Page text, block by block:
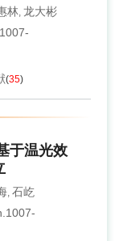
林, 龙大彬
(35)
于温光效
, 石屹